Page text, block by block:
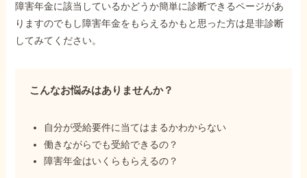
障害年金に該当しているかどうか簡単に診断できるページがあ
りますのでもし障害年金をもらえるかもと思った方は是非診断
してみてください。
こんなお悩みはありませんか？
自分が受給要件に当てはまるかわからない
働きながらでも受給できるの？
障害年金はいくらもらえるの？